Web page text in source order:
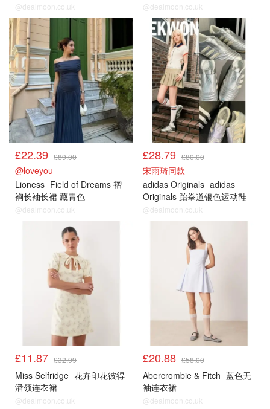
@dealmoon.co.uk @dealmoon.co.uk
£22.39 £89.00
@loveyou
Lioness Field of Dreams 褶
裥长袖长裙 藏青色
@dealmoon.co.uk
£28.79 £80.00
宋雨琦同款
adidas Originals adidas
Originals 跆拳道银色运动鞋
@dealmoon.co.uk
£11.87 £32.99
Miss Selfridge 花卉印花彼得
潘领连衣裙
@dealmoon.co.uk
£20.88 £58.00
Abercrombie & Fitch 蓝色无
袖连衣裙
@dealmoon.co.uk